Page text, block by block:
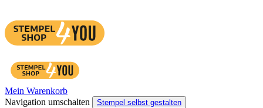
Mein Warenkorb
Navigation umschalten
Stempel selbst gestalten